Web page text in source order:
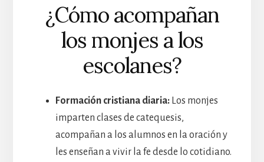
¿Cómo acompañan
los monjes a los
escolanes?
Formación cristiana diaria:Los monjes
imparten clases de catequesis,
acompañan a los alumnos en la oración y
les enseñan a vivir la fe desde lo cotidiano.